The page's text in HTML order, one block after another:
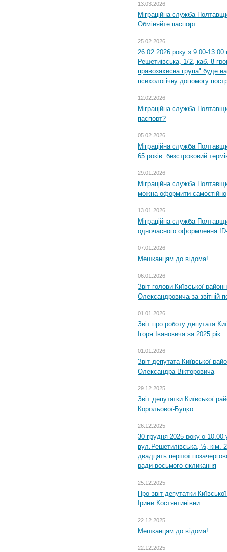
13.03.2026
Міграційна служба
Обміняйте паспорт
25.02.2026
26.02.2026 року з 9:00-
Решетиівська, 1/2, каб. 8
правозахисна група" буде
психологічну допомогу
12.02.2026
Міграційна служба
паспорт?
05.02.2026
Міграційна служба
65 років: безстроковий
29.01.2026
Міграційна служба
можна оформити самостійно
13.01.2026
Міграційна служба
одночасного оформлення
07.01.2026
Мешканцям до відома!
06.01.2026
Звіт голови Київської
Олександровича за звітній
01.01.2026
Звіт про роботу депутата
Ігоря Івановича за 2025 рік
01.01.2026
Звіт депутата Київської
Олександра Вікторовича
29.12.2025
Звіт депутатки Київської
Корольової-Буцко
26.12.2025
30 грудня 2025 року о 10.00
вул.Решетилівська, ½, кім.
двадцять першої
ради восьмого скликання
25.12.2025
Про звіт депутатки
Ірини Костянтинівни
22.12.2025
Мешканцям до відома!
22.12.2025